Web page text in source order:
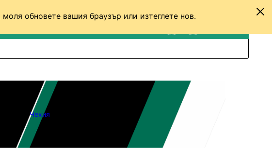
обновете вашия браузър или изтеглете нов.
Чехия